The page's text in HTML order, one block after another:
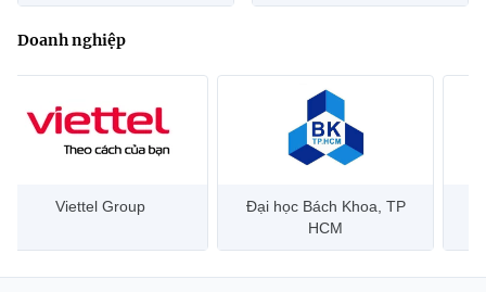
Doanh nghiệp
Viettel Group
Đại học Bách Khoa, TP
HCM